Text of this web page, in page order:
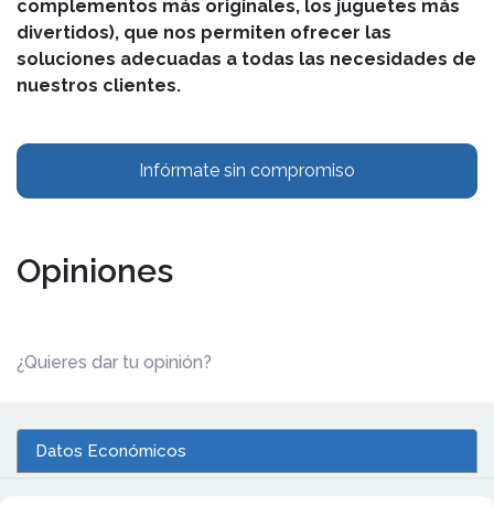
complementos más originales, los juguetes más
divertidos), que nos permiten ofrecer las
soluciones adecuadas a todas las necesidades de
nuestros clientes.
Infórmate sin compromiso
Opiniones
¿Quieres dar tu opinión?
Datos Económicos